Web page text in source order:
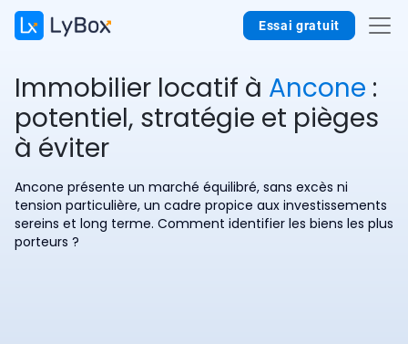
Essai gratuit
Immobilier locatif à Ancone :
potentiel, stratégie et pièges
à éviter
Ancone présente un marché équilibré, sans excès ni
tension particulière, un cadre propice aux investissements
sereins et long terme. Comment identifier les biens les plus
porteurs ?